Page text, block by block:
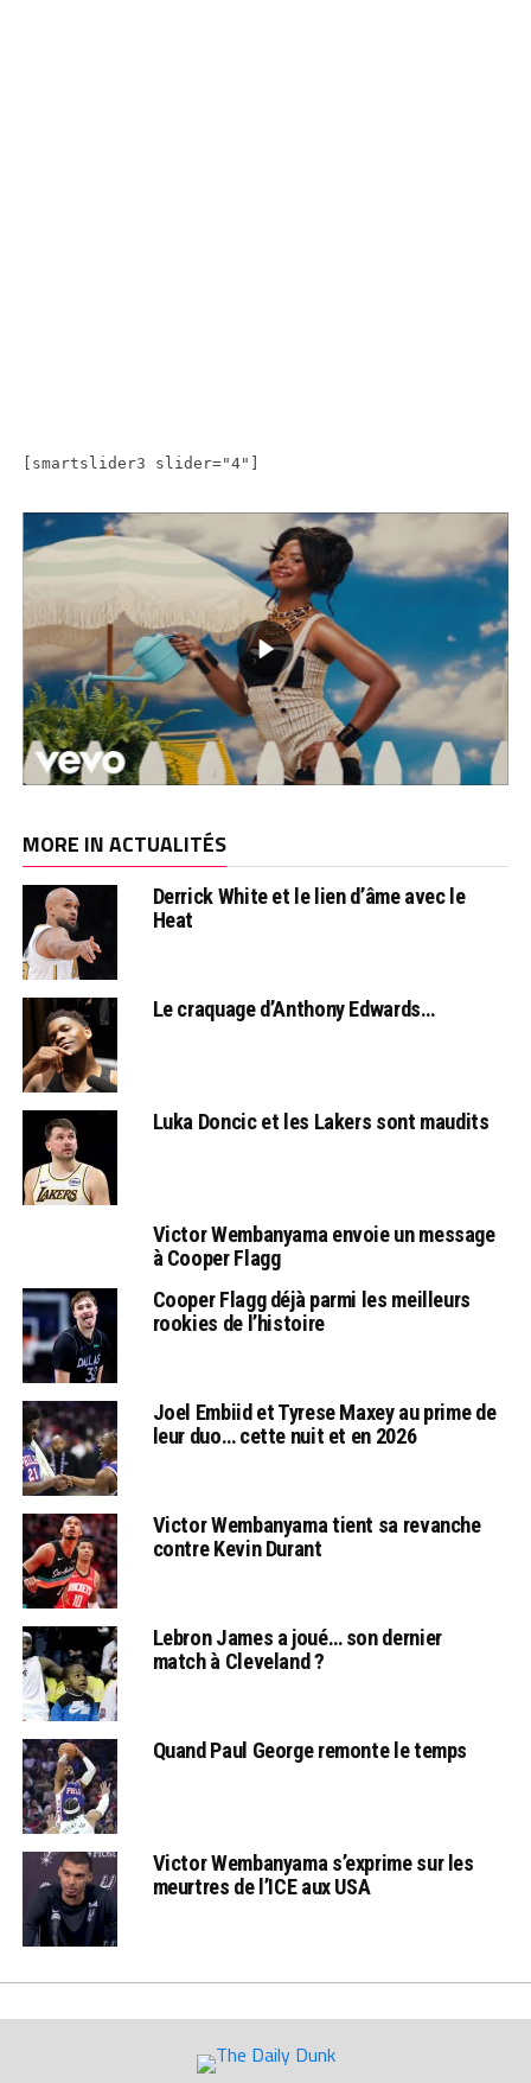
[smartslider3 slider="4"]
MORE IN ACTUALITÉS
Derrick White et le lien d’âme avec le
Heat
Le craquage d’Anthony Edwards…
Luka Doncic et les Lakers sont maudits
Victor Wembanyama envoie un message
à Cooper Flagg
Cooper Flagg déjà parmi les meilleurs
rookies de l’histoire
Joel Embiid et Tyrese Maxey au prime de
leur duo… cette nuit et en 2026
Victor Wembanyama tient sa revanche
contre Kevin Durant
Lebron James a joué… son dernier
match à Cleveland ?
Quand Paul George remonte le temps
Victor Wembanyama s’exprime sur les
meurtres de l’ICE aux USA